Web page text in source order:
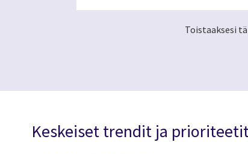
Toistaaksesi
Keskeiset trendit ja